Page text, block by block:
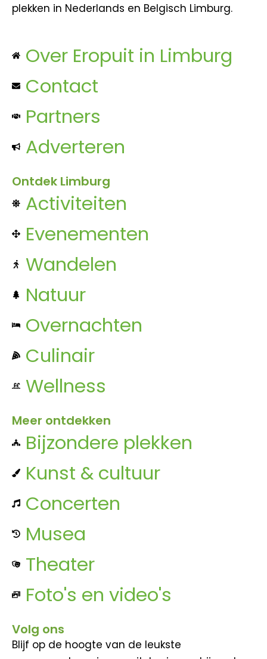
plekken in Nederlands en Belgisch Limburg.
Over Eropuit in Limburg
Contact
Partners
Adverteren
Ontdek Limburg
Activiteiten
Evenementen
Wandelen
Natuur
Overnachten
Culinair
Wellness
Meer ontdekken
Bijzondere plekken
Kunst & cultuur
Concerten
Musea
Theater
Foto's en video's
Volg ons
Blijf op de hoogte van de leukste